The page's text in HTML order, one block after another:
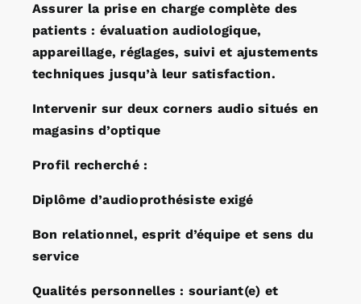
Assurer la prise en charge complète des
patients : évaluation audiologique,
appareillage, réglages, suivi et ajustements
techniques jusqu’à leur satisfaction.
Intervenir sur deux corners audio situés en
magasins d’optique
Profil recherché :
Diplôme d’audioprothésiste exigé
Bon relationnel, esprit d’équipe et sens du
service
Qualités personnelles : souriant(e) et